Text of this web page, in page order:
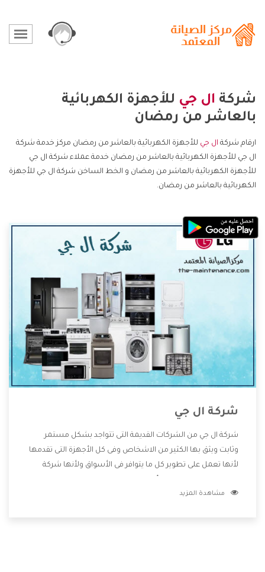
شركة ال جي للأجهزة الكهربائية
بالعاشر من رمضان
ارقام شركة ال جي للأجهزة الكهربائية بالعاشر من رمضان مركز خدمة شركة
ال جي للأجهزة الكهربائية بالعاشر من رمضان خدمة عملاء شركة ال جي
للأجهزة الكهربائية بالعاشر من رمضان و الخط الساخن شركة ال جي للأجهزة
الكهربائية بالعاشر من رمضان.
شركة ال جي
شركة ال جي من الشركات القديمة التى تتواجد بشكل مستمر
وثابت ويثق بها الكثير من الاشخاص وفى كل الأجهزة التى تقدمها
لأنها تعمل على تطوير كل ما يتوافر فى الأسواق ولأنها شركة
وتقدم للعملاء أقوى العروض والخصومات التى تسهل على
مشاهدة المزيد